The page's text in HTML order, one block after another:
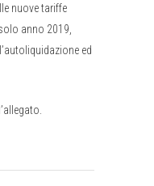
nuove tariffe
anno 2019,
ed